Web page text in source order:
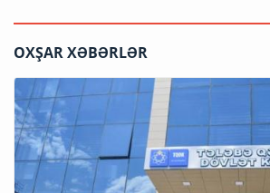
OXŞAR XƏBƏRLƏR